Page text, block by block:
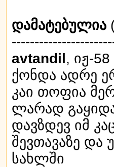
დამატებულია
avtandil, იჟ-
ქონდა ადრე
კაი თოფია
ლარად
დავზდევ იმ
შევთავაზე და
სახლში